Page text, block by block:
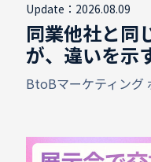
Update：2026.08.09
同業他社と同
が、違いを示
BtoBマーケティング